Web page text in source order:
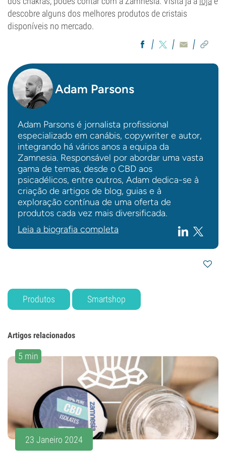
descobre alguns dos melhores produtos de cristais
disponíveis no mercado.
Adam Parsons
Adam Parsons é jornalista profissional
especializado em canábis, copywriter e autor,
integrando há vários anos a equipa da
Zamnesia. Responsável por abordar uma vasta
gama de temas, desde o CBD aos
psicadélicos, entre outros, Adam dedica-se à
criação de artigos de blog, guias e à
exploração contínua de uma oferta de
produtos cada vez mais diversificada.
Leia a biografia completa
Produtos Smartshop
Artigos relacionados
5 min
23 Janeiro 2024